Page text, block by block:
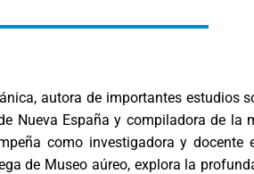
autora de importantes estudios
Nueva España y compiladora de
como investigadora y
de Museo aúreo, explora la